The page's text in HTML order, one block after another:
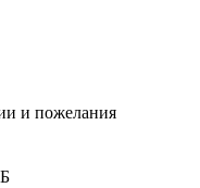
и пожелания